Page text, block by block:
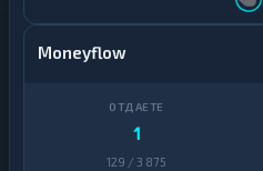
Moneyflow
1
129 / 3 875